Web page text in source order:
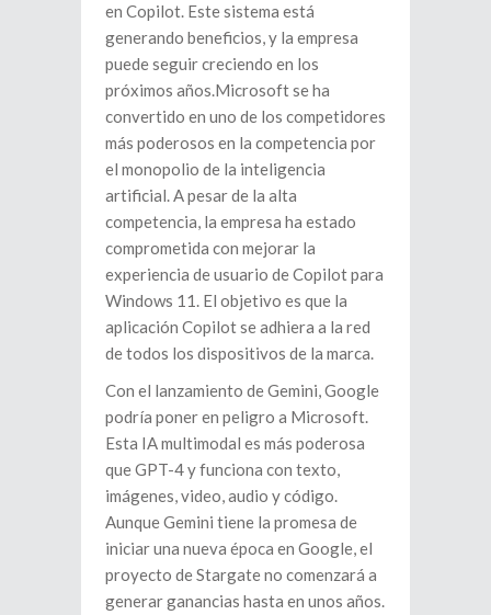
en Copilot. Este sistema está
generando beneficios, y la empresa
puede seguir creciendo en los
próximos años.Microsoft se ha
convertido en uno de los competidores
más poderosos en la competencia por
el monopolio de la inteligencia
artificial. A pesar de la alta
competencia, la empresa ha estado
comprometida con mejorar la
experiencia de usuario de Copilot para
Windows 11. El objetivo es que la
aplicación Copilot se adhiera a la red
de todos los dispositivos de la marca.
Con el lanzamiento de Gemini, Google
podría poner en peligro a Microsoft.
Esta IA multimodal es más poderosa
que GPT-4 y funciona con texto,
imágenes, video, audio y código.
Aunque Gemini tiene la promesa de
iniciar una nueva época en Google, el
proyecto de Stargate no comenzará a
generar ganancias hasta en unos años.